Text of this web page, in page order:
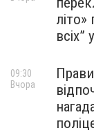
літо»
всіх”
09:30
Вчора